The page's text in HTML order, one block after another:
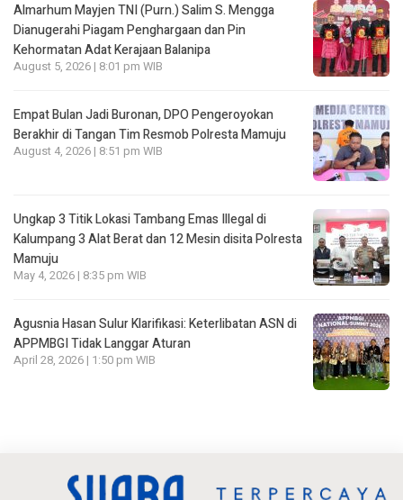
Almarhum Mayjen TNI (Purn.) Salim S. Mengga
Dianugerahi Piagam Penghargaan dan Pin
Kehormatan Adat Kerajaan Balanipa
August 5, 2026 | 8:01 pm WIB
Empat Bulan Jadi Buronan, DPO Pengeroyokan
Berakhir di Tangan Tim Resmob Polresta Mamuju
August 4, 2026 | 8:51 pm WIB
Ungkap 3 Titik Lokasi Tambang Emas Illegal di
Kalumpang 3 Alat Berat dan 12 Mesin disita Polresta
Mamuju
May 4, 2026 | 8:35 pm WIB
Agusnia Hasan Sulur Klarifikasi: Keterlibatan ASN di
APPMBGI Tidak Langgar Aturan
April 28, 2026 | 1:50 pm WIB